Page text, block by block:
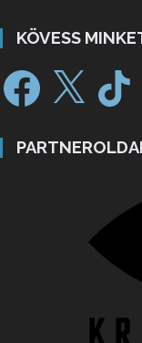
KÖVESS